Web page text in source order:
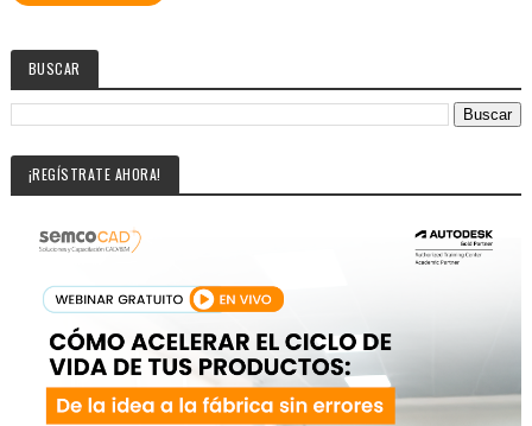
BUSCAR
¡REGÍSTRATE AHORA!